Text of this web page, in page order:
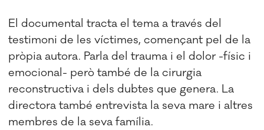
El documental tracta el tema a través del
testimoni de les víctimes, començant pel de la
pròpia autora. Parla del trauma i el dolor -físic i
emocional- però també de la cirurgia
reconstructiva i dels dubtes que genera. La
directora també entrevista la seva mare i altres
membres de la seva família.